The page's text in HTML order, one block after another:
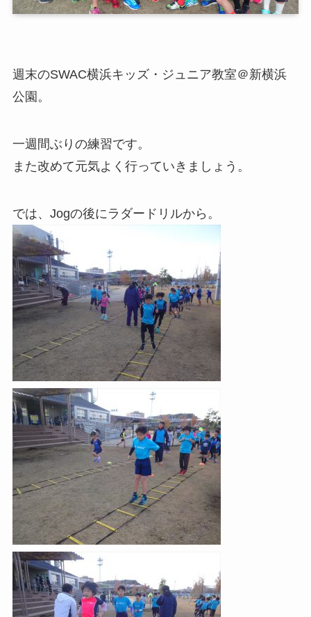
週末のSWAC横浜キッズ・ジュニア教室＠新横浜
公園。
一週間ぶりの練習です。
また改めて元気よく行っていきましょう。
では、Jogの後にラダードリルから。